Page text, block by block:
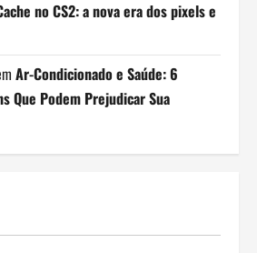
no CS2: a nova era dos pixels e
Ar-Condicionado e Saúde: 6
Que Podem Prejudicar Sua